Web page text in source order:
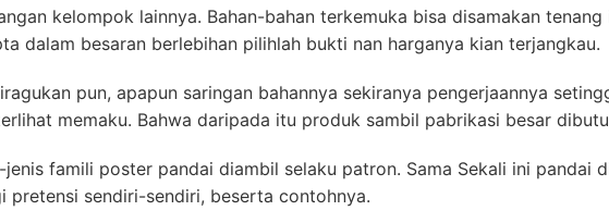
kelompok lainnya. Bahan-bahan terkemuka bisa disamakan tenang
dalam besaran berlebihan pilihlah bukti nan harganya kian terjangkau.
pun, apapun saringan bahannya sekiranya pengerjaannya
memaku. Bahwa daripada itu produk sambil pabrikasi besar
jenis famili poster pandai diambil selaku patron. Sama Sekali ini pandai
pretensi sendiri-sendiri, beserta contohnya.